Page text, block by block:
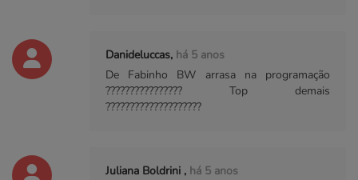
Danideluccas, há 5 anos
De Fabinho BW arrasa na programação
???????????????? Top demais
????????????????????
Juliana Boldrini , há 5 anos